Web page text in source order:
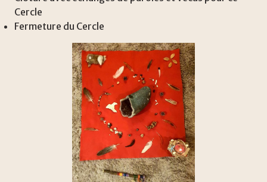
Cercle
Fermeture du Cercle